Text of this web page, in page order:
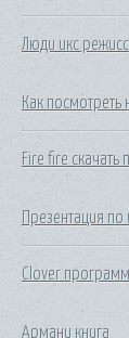
Люди икс
Как посмотреть
Fire fire скачать
Презентация
Clover
Армани книга